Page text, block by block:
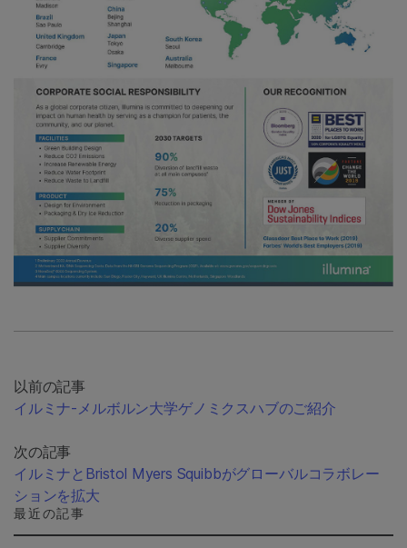
以前の記事
イルミナ-メルボルン大学ゲノミクスハブのご紹介
次の記事
イルミナとBristol Myers Squibbがグローバルコラボレー
ションを拡大
最近の記事